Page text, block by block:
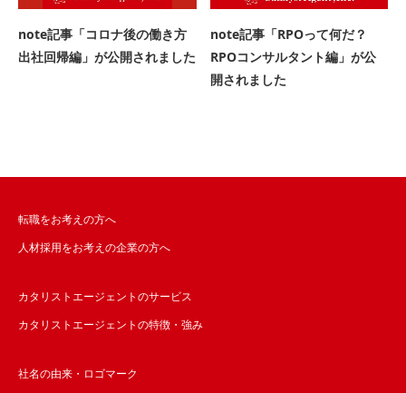
note記事「コロナ後の働き方
出社回帰編」が公開されました
note記事「RPOって何だ？
RPOコンサルタント編」が公
開されました
転職をお考えの方へ
人材採用をお考えの企業の方へ
カタリストエージェントのサービス
カタリストエージェントの特徴・強み
社名の由来・ロゴマーク